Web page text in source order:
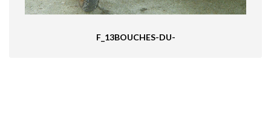
F_13BOUCHES-DU-